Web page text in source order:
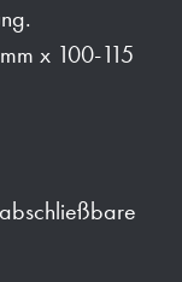
x 100-115